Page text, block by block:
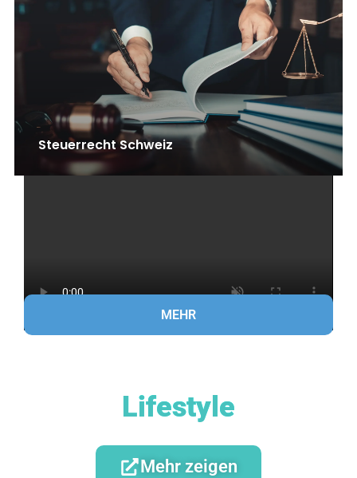
Steuerrecht Schweiz
MEHR
Lifestyle
Mehr zeigen